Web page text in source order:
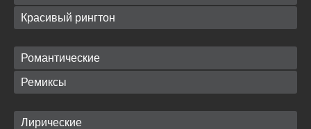
Красивый рингтон
Романтические
Ремиксы
Лирические